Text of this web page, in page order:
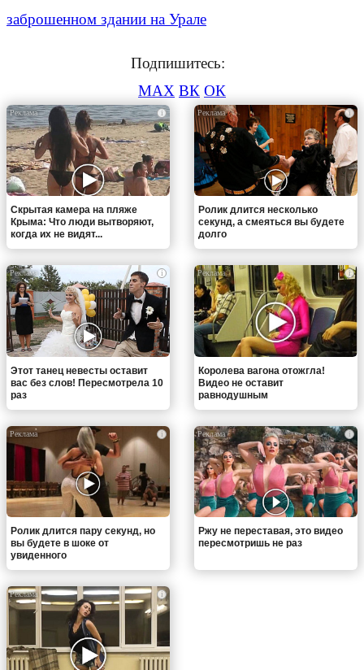
заброшенном здании на Урале
Подпишитесь:
MAX ВК ОК
i
Скрытая камера на пляже
Крыма: Что люди вытворяют,
когда их не видят...
i
Ролик длится несколько
секунд, а смеяться вы будете
долго
i
Этот танец невесты оставит
вас без слов! Пересмотрела 10
раз
i
Королева вагона отожгла!
Видео не оставит
равнодушным
i
Ролик длится пару секунд, но
вы будете в шоке от
увиденного
i
Ржу не переставая, это видео
пересмотришь не раз
i